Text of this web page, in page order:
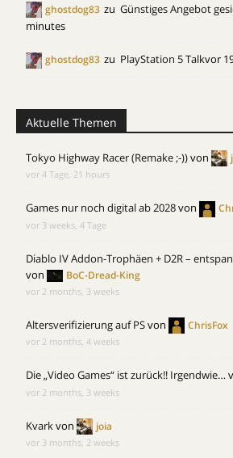
ghostdog83 zu Günstiges Angebot
minutes
ghostdog83 zu PlayStation 5 Talkvor
Aktuelle Themen
Tokyo Highway Racer (Remake ;-))von
vor 4 Tage, 21 hours
Games nur noch digital ab 2028von
vor 3 weeks, 4 Tage
Diablo IV Addon-Trophäen + D2R –
von
BoC-Dread-King
vor 2 months, 3 weeks
Altersverifizierung auf PSvon ChrisFox
vor 2 months, 4 weeks
Die „Video Games“ ist zurück!! Irgendwie…
vor 2 months, 3 weeks
Kvarkvon joia
vor 3 months, 2 weeks